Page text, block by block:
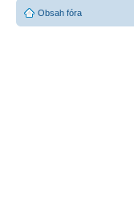
Obsah fóra